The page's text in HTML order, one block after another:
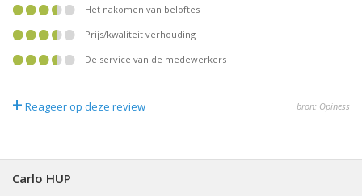
Het nakomen van beloftes
Prijs/kwaliteit verhouding
De service van de medewerkers
+ Reageer op deze review bron: Opiness
Carlo HUP